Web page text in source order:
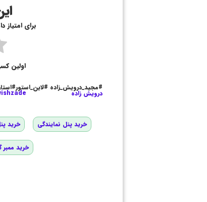
برای
اولین
#مجید_درویش_زاده
درویش زاده
خرید پنل نمایندگی خرید
خرید ممبر